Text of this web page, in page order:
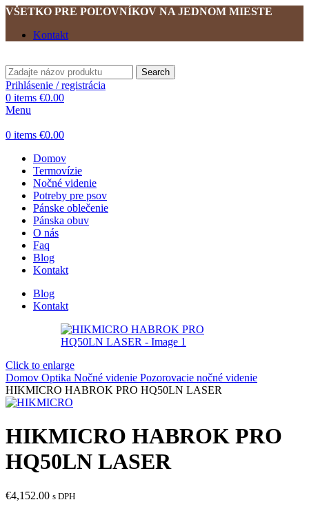
VŠETKO PRE POĽOVNÍKOV NA JEDNOM MIESTE
Kontakt
Search
Prihlásenie / registrácia
0 items €0.00
Menu
0 items €0.00
Domov
Termovízie
Nočné videnie
Potreby pre psov
Pánske oblečenie
Pánska obuv
O nás
Faq
Blog
Kontakt
Blog
Kontakt
Click to enlarge
Domov Optika Nočné videnie Pozorovacie nočné videnie
HIKMICRO HABROK PRO HQ50LN LASER
HIKMICRO HABROK PRO
HQ50LN LASER
€4,152.00 s DPH